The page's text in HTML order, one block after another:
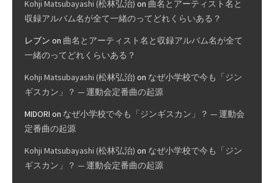
Kohji Matsubayashi (松林弘治) on 曲名とアーティスト名と
収録アルバム名が全て一緒のってどれくらいある？
レブン on 曲名とアーティスト名と収録アルバム名が全て
一緒のってどれくらいある？
Kohji Matsubayashi (松林弘治) on なぜ小学校で今も「ジン
ギスカン」？ — 運動会定番曲の起源
MIDORI on なぜ小学校で今も「ジンギスカン」？ — 運動会
定番曲の起源
Kohji Matsubayashi (松林弘治) on なぜ小学校で今も「ジン
ギスカン」？ — 運動会定番曲の起源